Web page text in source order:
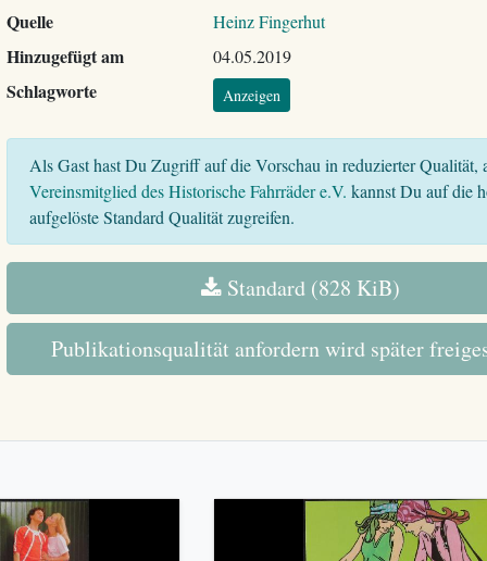
Quelle Heinz Fingerhut
Hinzugefügt am 04.05.2019
Schlagworte Anzeigen
Als Gast hast Du Zugriff auf die Vorschau in reduzierter Qualität,
Vereinsmitglied des Historische Fahrräder e.V. kannst Du auf die
aufgelöste Standard Qualität zugreifen.
Standard (828 KiB)
Publikationsqualität anfordern wird später